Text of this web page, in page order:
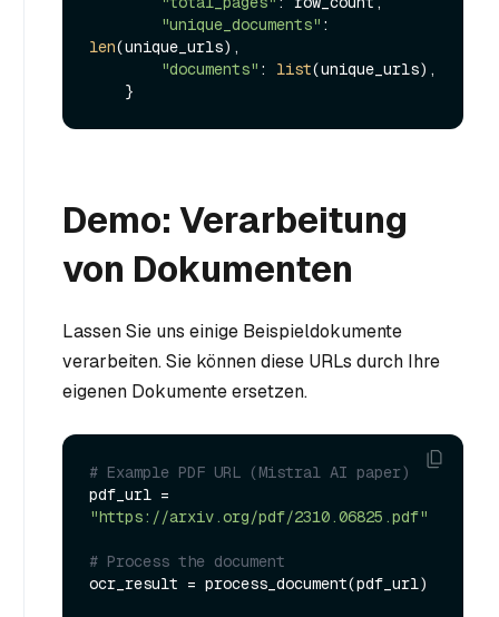
"unique_documents"
len(unique_urls),
"documents" : list(unique_urls),
Demo: Verarbeitung
von Dokumenten
Lassen Sie uns einige Beispieldokumente
verarbeiten. Sie können diese URLs durch Ihre
eigenen Dokumente ersetzen.
# Example PDF URL (Mistral AI paper)
"https://arxiv.org/pdf/2310.06825.pdf"
# Process the document
ocr_result = process_document(pdf_url)